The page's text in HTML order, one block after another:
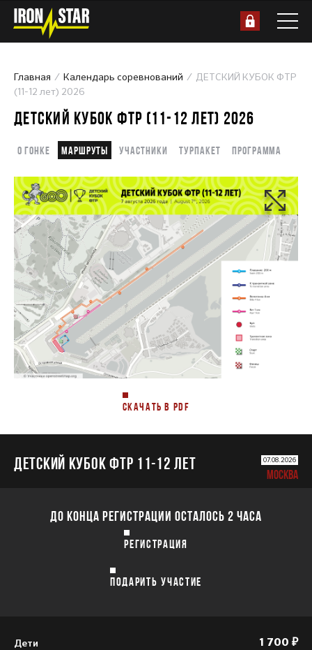
Главная Календарь соревнований
ДЕТСКИЙ КУБОК ФТР
(11-12 лет) 2026
ДЕТСКИЙ КУБОК ФТР (11-12 ЛЕТ) 2026
О гонке Маршруты Участники Турпакет Программа
СКАЧАТЬ В PDF
ДЕТСКИЙ КУБОК ФТР 11-12 лет 07.08.2026
МОСКВА
ДО КОНЦА РЕГИСТРАЦИИ ОСТАЛОСЬ 2 ЧАСА
РЕГИСТРАЦИЯ
ПОДАРИТЬ УЧАСТИЕ
Дети 1 700 ₽